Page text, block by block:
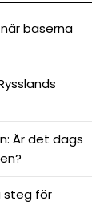
baserna
Är det dags
steg för